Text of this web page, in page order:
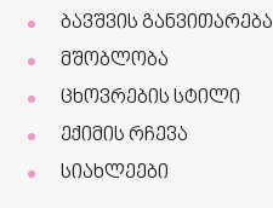
ბავშვის განვითარება
მშობლობა
ცხოვრების სტილი
ექიმის რჩევა
სიახლეები